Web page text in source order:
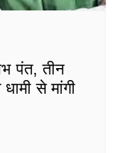
पंत, तीन
से मांगी